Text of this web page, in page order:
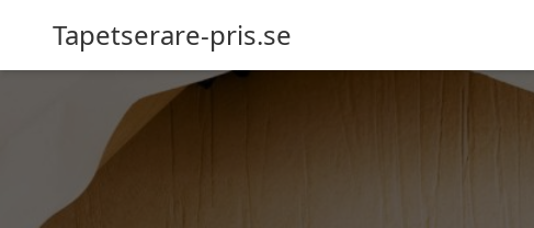
Tapetserare-pris.se